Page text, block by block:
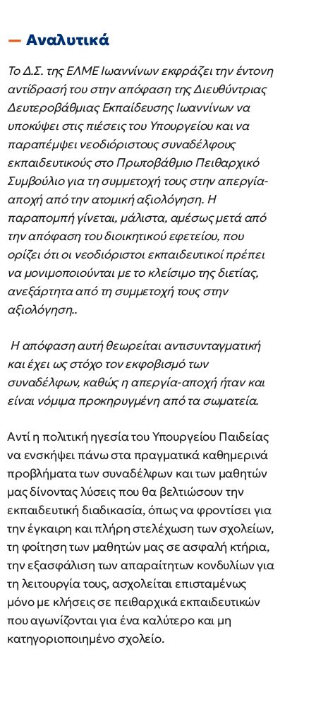
Αναλυτικά
Το Δ.Σ. της ΕΛΜΕ Ιωαννίνων εκφράζει την έντονη
αντίδρασή του στην απόφαση της Διευθύντριας
Δευτεροβάθμιας Εκπαίδευσης Ιωαννίνων να
υποκύψει στις πιέσεις του Υπουργείου και να
παραπέμψει νεοδιόριστους συναδέλφους
εκπαιδευτικούς στο Πρωτοβάθμιο Πειθαρχικό
Συμβούλιο για τη συμμετοχή τους στην απεργία-
αποχή από την ατομική αξιολόγηση. Η
παραπομπή γίνεται, μάλιστα, αμέσως μετά από
την απόφαση του διοικητικού εφετείου, που
ορίζει ότι οι νεοδιόριστοι εκπαιδευτικοί πρέπει
να μονιμοποιούνται με το κλείσιμο της διετίας,
ανεξάρτητα από τη συμμετοχή τους στην
αξιολόγηση..
Η απόφαση αυτή θεωρείται αντισυνταγματική
και έχει ως στόχο τον εκφοβισμό των
συναδέλφων, καθώς η απεργία-αποχή ήταν και
είναι νόμιμα προκηρυγμένη από τα σωματεία.
Αντί η πολιτική ηγεσία του Υπουργείου Παιδείας
να ενσκήψει πάνω στα πραγματικά καθημερινά
προβλήματα των συναδέλφων και των μαθητών
μας δίνοντας λύσεις που θα βελτιώσουν την
εκπαιδευτική διαδικασία, όπως να φροντίσει για
την έγκαιρη και πλήρη στελέχωση των σχολείων,
τη φοίτηση των μαθητών μας σε ασφαλή κτήρια,
την εξασφάλιση των απαραίτητων κονδυλίων για
τη λειτουργία τους, ασχολείται επισταμένως
μόνο με κλήσεις σε πειθαρχικά εκπαιδευτικών
που αγωνίζονται για ένα καλύτερο και μη
κατηγοριοποιημένο σχολείο.